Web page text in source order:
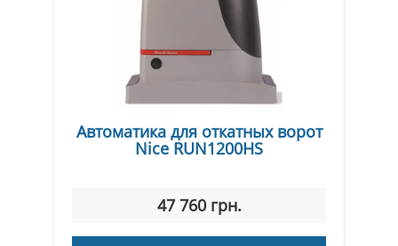
Автоматика для откатных ворот
Nice RUN1200HS
47 760 грн.